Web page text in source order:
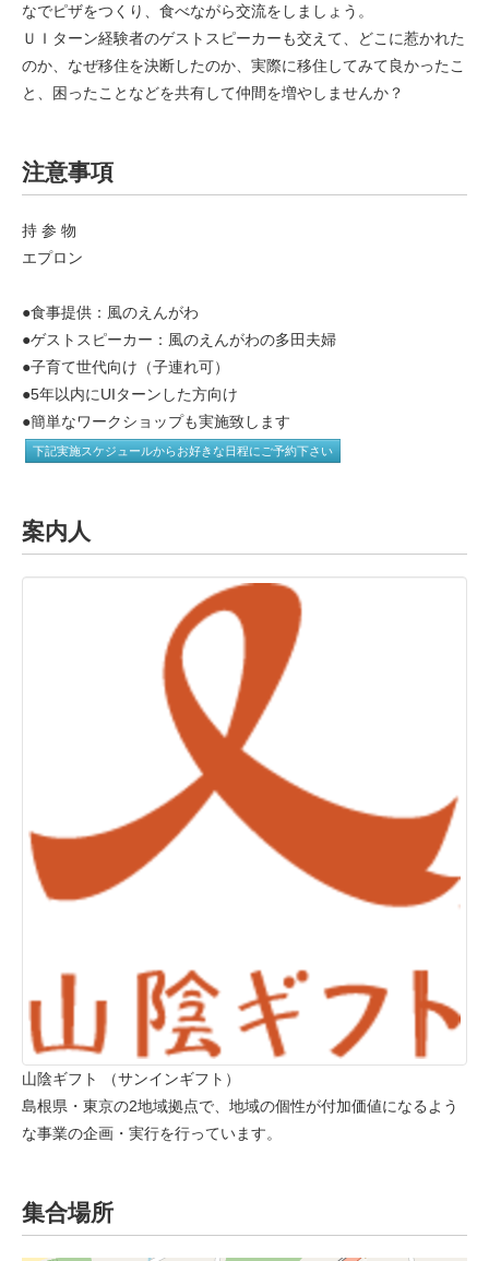
なでピザをつくり、食べながら交流をしましょう。
ＵＩターン経験者のゲストスピーカーも交えて、どこに惹かれた
のか、なぜ移住を決断したのか、実際に移住してみて良かったこ
と、困ったことなどを共有して仲間を増やしませんか？
注意事項
持 参 物
エプロン
●食事提供：風のえんがわ
●ゲストスピーカー：風のえんがわの多田夫婦
●子育て世代向け（子連れ可）
●5年以内にUIターンした方向け
●簡単なワークショップも実施致します
下記実施スケジュールからお好きな日程にご予約下さい
案内人
山陰ギフト （サンインギフト）
島根県・東京の2地域拠点で、地域の個性が付加価値になるよう
な事業の企画・実行を行っています。
集合場所